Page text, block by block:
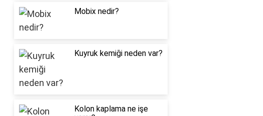
Mobix nedir?
Kuyruk kemiği neden var?
Kolon kaplama ne işe